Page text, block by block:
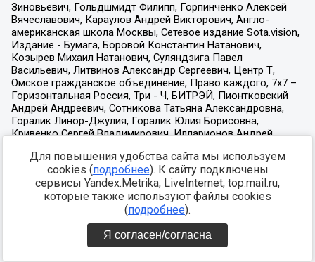
Для повышения удобства сайта мы используем
cookies (подробнее). К сайту подключены
сервисы Yandex.Metrika, LiveInternet, top.mail.ru,
которые также используют файлы cookies
(подробнее).
Я согласен/согласна